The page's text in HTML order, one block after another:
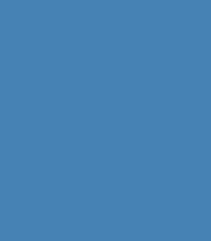
A szervezett program
Budapest felfedezését,